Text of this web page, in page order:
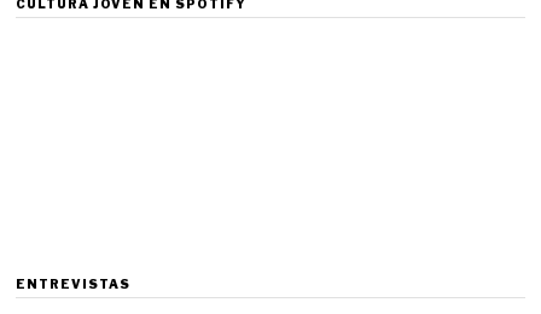
CULTURA JOVEN EN SPOTIFY
ENTREVISTAS